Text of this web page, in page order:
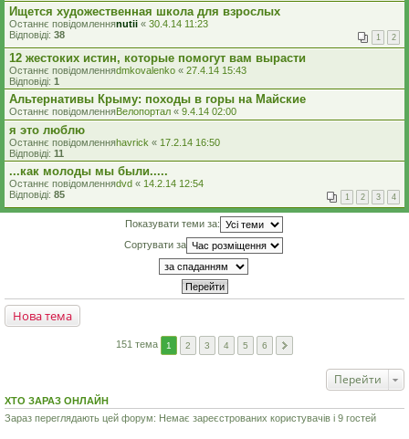
Ищется художественная школа для взрослых
Останнє повідомленняnutii « 30.4.14 11:23
Відповіді: 38 1 2
12 жестоких истин, которые помогут вам вырасти
Останнє повідомленняdmkovalenko « 27.4.14 15:43
Відповіді: 1
Альтернативы Крыму: походы в горы на Майские
Останнє повідомленняВелопортал « 9.4.14 02:00
я это люблю
Останнє повідомленняhavrick « 17.2.14 16:50
Відповіді: 11
...как молоды мы были.....
Останнє повідомленняdvd « 14.2.14 12:54
Відповіді: 85 1 2 3 4
Показувати теми за:
Сортувати за
Нова тема
151 тема 1 2 3 4 5 6
Перейти
ХТО ЗАРАЗ ОНЛАЙН
Зараз переглядають цей форум: Немає зареєстрованих користувачів і 9 гостей